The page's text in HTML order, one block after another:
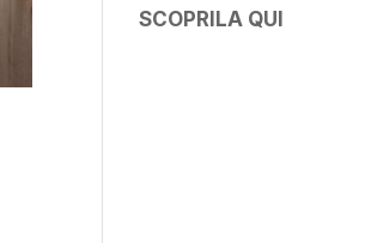
SCOPRILA QUI